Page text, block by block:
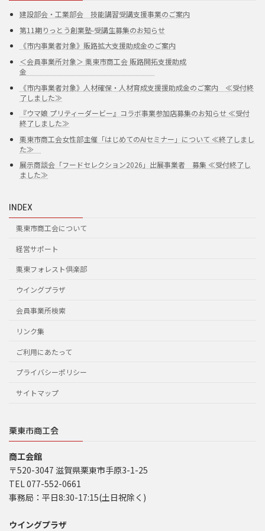
建設部会・工業部会 技能講習受講支援事業のご案内
第11期りっとう創業塾-受講生募集のお知らせ
《市内事業者対象》販路拡大支援助成金のご案内
＜会員事業所対象＞ 栗東市商工会 販路開拓支援助成
金
《市内事業者対象》人材確保・人材育成支援援助成金のご案内 ≪受付終
了しました≫
『ウマ娘 プリティーダービー』コラボ事業参加店募集のお知らせ ≪受付
終了しました≫
栗東市商工会女性部主催「はじめてのAIセミナー」について ≪終了しまし
た≫
展示商談会「フードセレクション2026」出展事業者 募集 ≪受付終了し
ました≫
INDEX
栗東市商工会について
経営サポート
栗東フォレスト倶楽部
ウイングプラザ
会員事業所検索
リンク集
ご利用にあたって
プライバシーポリシー
サイトマップ
栗東市商工会
商工会館
〒520-3047 滋賀県栗東市手原3-1-25
TEL 077-552-0661
事務局：平日8:30-17:15(土日祝除く)
ウイングプラザ